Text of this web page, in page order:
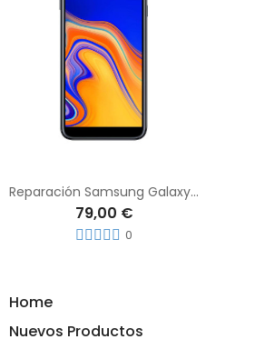
Home
Nuevos Productos
Reparación Samsung Galaxy J4
79,00 €
0